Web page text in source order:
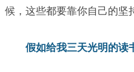
候，这些都要靠你自己的坚
假如给我三天光明的读